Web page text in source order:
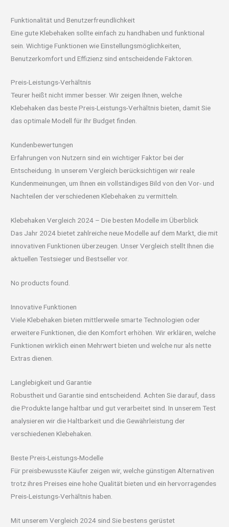
Funktionalität und Benutzerfreundlichkeit
Eine gute Klebehaken sollte einfach zu handhaben und funktional
sein. Wichtige Funktionen wie Einstellungsmöglichkeiten,
Benutzerkomfort und Effizienz sind entscheidende Faktoren.
Preis-Leistungs-Verhältnis
Teurer heißt nicht immer besser. Wir zeigen Ihnen, welche
Klebehaken das beste Preis-Leistungs-Verhältnis bieten, damit Sie
das optimale Modell für Ihr Budget finden.
Kundenbewertungen
Erfahrungen von Nutzern sind ein wichtiger Faktor bei der
Entscheidung. In unserem Vergleich berücksichtigen wir reale
Kundenmeinungen, um Ihnen ein vollständiges Bild von den Vor- und
Nachteilen der verschiedenen Klebehaken zu vermitteln.
Klebehaken Vergleich 2024 – Die besten Modelle im Überblick
Das Jahr 2024 bietet zahlreiche neue Modelle auf dem Markt, die mit
innovativen Funktionen überzeugen. Unser Vergleich stellt Ihnen die
aktuellen Testsieger und Bestseller vor.
No products found.
Innovative Funktionen
Viele Klebehaken bieten mittlerweile smarte Technologien oder
erweitere Funktionen, die den Komfort erhöhen. Wir erklären, welche
Funktionen wirklich einen Mehrwert bieten und welche nur als nette
Extras dienen.
Langlebigkeit und Garantie
Robustheit und Garantie sind entscheidend. Achten Sie darauf, dass
die Produkte lange haltbar und gut verarbeitet sind. In unserem Test
analysieren wir die Haltbarkeit und die Gewährleistung der
verschiedenen Klebehaken.
Beste Preis-Leistungs-Modelle
Für preisbewusste Käufer zeigen wir, welche günstigen Alternativen
trotz ihres Preises eine hohe Qualität bieten und ein hervorragendes
Preis-Leistungs-Verhältnis haben.
Mit unserem Vergleich 2024 sind Sie bestens gerüstet